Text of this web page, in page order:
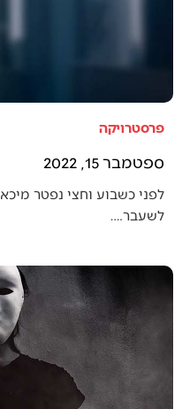
פרסטרויקה
ספטמבר 15, 2022
לפני כשבוע וחצי נפטר
לשעבר.…